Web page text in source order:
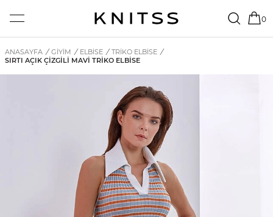
0
ANASAYFA / GİYİM / ELBISE / TRIKO ELBISE /
SIRTI AÇIK ÇIZGILI MAVI TRIKO ELBISE